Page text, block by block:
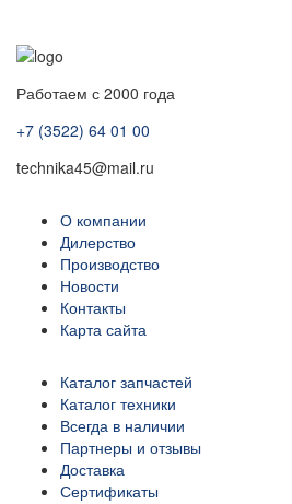
Работаем с 2000 года
+7 (3522) 64 01 00
technika45@mail.ru
О компании
Дилерство
Производство
Новости
Контакты
Карта сайта
Каталог запчастей
Каталог техники
Всегда в наличии
Партнеры и отзывы
Доставка
Сертификаты